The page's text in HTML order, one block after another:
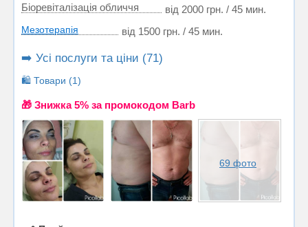
Біоревіталізація обличчя від 2000 грн. / 45 мин.
Мезотерапія від 1500 грн. / 45 мин.
➡️ Усі послуги та ціни (71)
🛍️ Товари (1)
🎁 Знижка 5% за промокодом Barb
69 фото